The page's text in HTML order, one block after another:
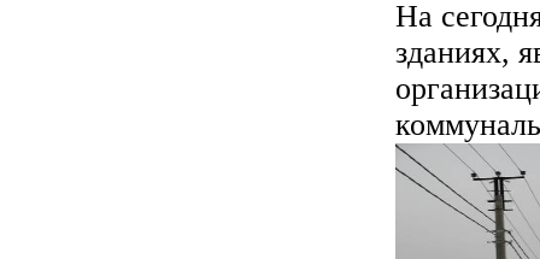
На
зданиях,